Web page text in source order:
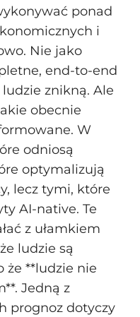
ponad
i
Nie jako
end-to-end
ludzie znikną. Ale
obecnie
W
odniosą
optymalizują
lecz tymi, które
AI-native. Te
z ułamkiem
ludzie są
że **ludzie nie
Jedną z
prognoz dotyczy